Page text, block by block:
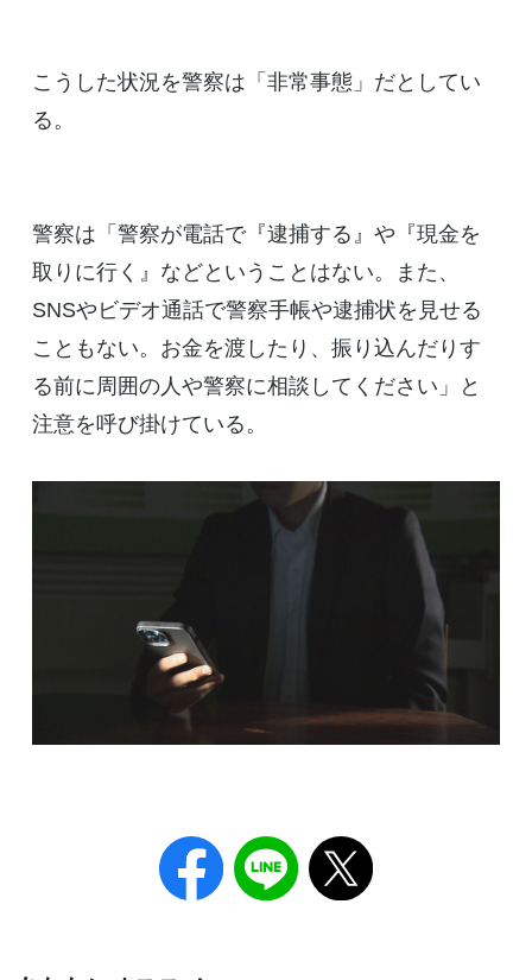
こうした状況を警察は「非常事態」だとしてい
る。
警察は「警察が電話で『逮捕する』や『現金を
取りに行く』などということはない。また、
SNSやビデオ通話で警察手帳や逮捕状を見せる
こともない。お金を渡したり、振り込んだりす
る前に周囲の人や警察に相談してください」と
注意を呼び掛けている。